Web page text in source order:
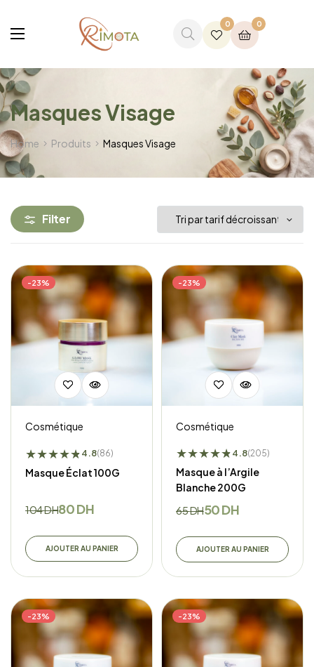
0 0
Masques Visage
Home Produits Masques Visage
Filter
-23%
Cosmétique
★★★★★
★4.8(86)
Masque Éclat 100G
104DH80DH
AJOUTER AU PANIER
-23%
Cosmétique
★★★★★
★4.8(205)
Masque à l’Argile
Blanche 200G
65DH50DH
AJOUTER AU PANIER
-23% -23%